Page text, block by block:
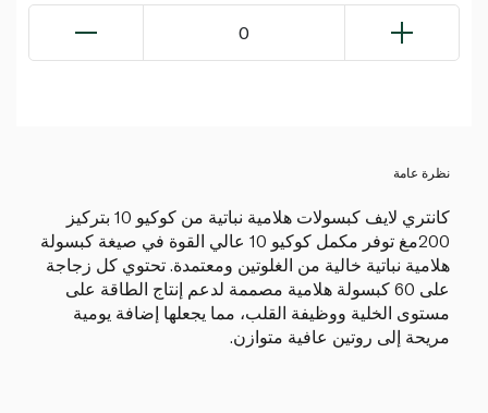
0
نظرة عامة
كانتري لايف كبسولات هلامية نباتية من كوكيو 10 بتركيز
200مغ توفر مكمل كوكيو 10 عالي القوة في صيغة كبسولة
هلامية نباتية خالية من الغلوتين ومعتمدة. تحتوي كل زجاجة
على 60 كبسولة هلامية مصممة لدعم إنتاج الطاقة على
مستوى الخلية ووظيفة القلب، مما يجعلها إضافة يومية
مريحة إلى روتين عافية متوازن.